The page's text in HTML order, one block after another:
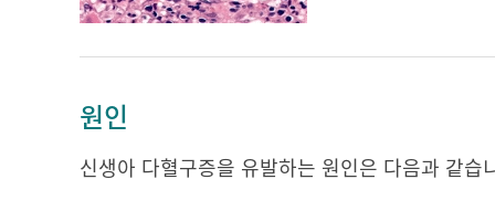
원인
신생아 다혈구증을 유발하는 원인은 다음과 같습